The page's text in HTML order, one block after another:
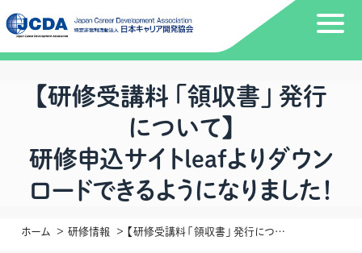
【研修受講料 「領収書」 発行
について】
研修申込サイトleafよりダウン
ロードできるようになりました！
ホーム 研修情報 【研修受講料 「領収書」 発行について】 研修申込サイトleafよりダウンロードできるようになりました！